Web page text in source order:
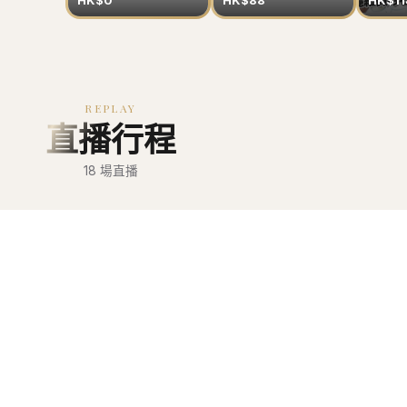
REPLAY
直播行程
18 場直播